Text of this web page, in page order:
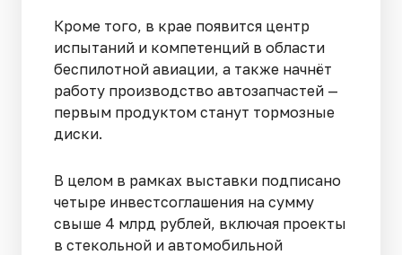
Кроме того, в крае появится центр
испытаний и компетенций в области
беспилотной авиации, а также начнёт
работу производство автозапчастей —
первым продуктом станут тормозные
диски.
В целом в рамках выставки подписано
четыре инвестсоглашения на сумму
свыше 4 млрд рублей, включая проекты
в стекольной и автомобильной